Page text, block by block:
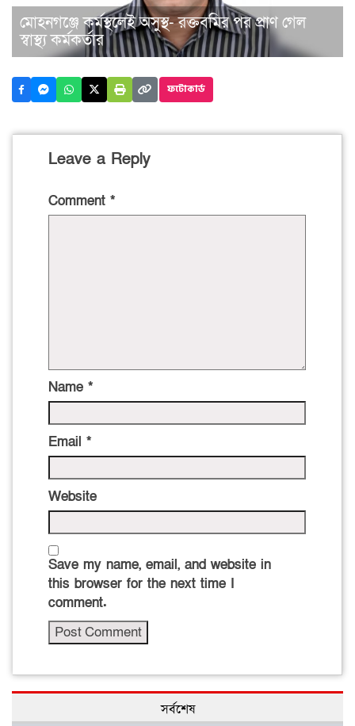
মোহনগঞ্জে কর্মস্থলেই অসুস্থ- রক্তবমির পর প্রাণ গেল
স্বাস্থ্য কর্মকর্তার
ফটোকার্ড
Leave a Reply
Comment *
Name *
Email *
Website
Save my name, email, and website in
this browser for the next time I
comment.
সর্বশেষ